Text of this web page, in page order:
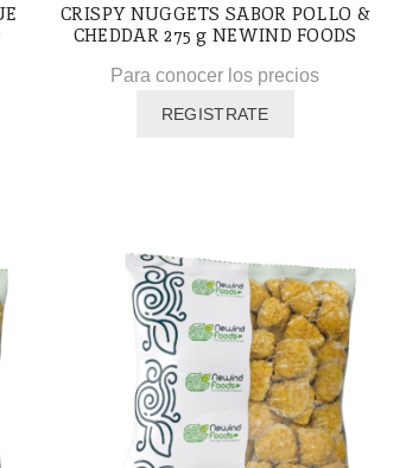
CRISPY NUGGETS SABOR POLLO &
CHEDDAR 275 g NEWIND FOODS
Para conocer los precios
REGISTRATE